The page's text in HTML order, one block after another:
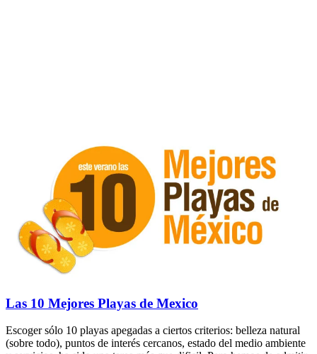
Las 10 Mejores Playas de Mexico
Escoger sólo 10 playas apegadas a ciertos criterios: belleza natural
(sobre todo), puntos de interés cercanos, estado del medio ambiente